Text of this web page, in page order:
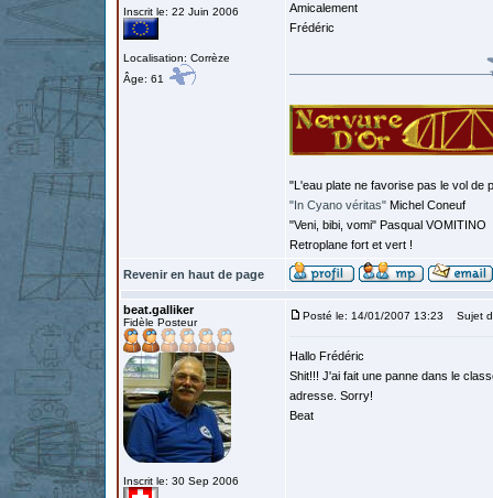
Inscrit le: 22 Juin 2006
Localisation: Corrèze
Âge: 61
Amicalement
Frédéric
"L'eau plate ne favorise pas le vol de
"In Cyano véritas" Michel Coneuf
"Veni, bibi, vomi" Pasqual VOMITINO
Retroplane fort et vert !
Revenir en haut de page
beat.galliker
Fidèle Posteur
Inscrit le: 30 Sep 2006
Posté le: 14/01/2007 13:23 Sujet
Hallo Frédéric
Shit!!! J'ai fait une panne dans le
adresse. Sorry!
Beat